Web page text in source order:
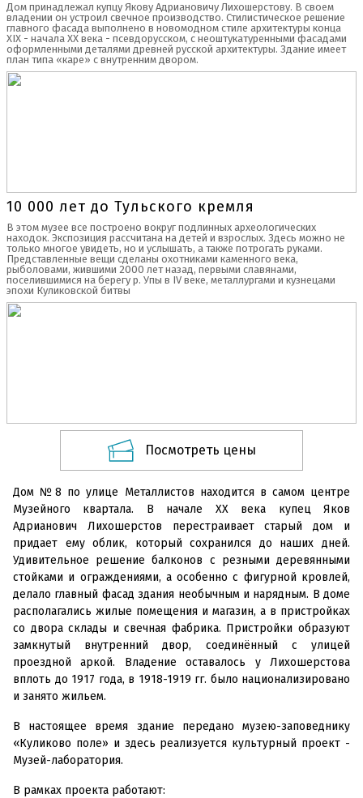
Дом принадлежал купцу Якову Адриановичу Лихошерстову. В своем
владении он устроил свечное производство. Стилистическое решение
главного фасада выполнено в новомодном стиле архитектуры конца
XIX - начала XX века - псевдорусском, с неоштукатуренными фасадами
оформленными деталями древней русской архитектуры. Здание имеет
план типа «каре» с внутренним двором.
10 000 лет до Тульского кремля
В этом музее все построено вокруг подлинных археологических
находок. Экспозиция рассчитана на детей и взрослых. Здесь можно не
только многое увидеть, но и услышать, а также потрогать руками.
Представленные вещи сделаны охотниками каменного века,
рыболовами, жившими 2000 лет назад, первыми славянами,
поселившимися на берегу р. Упы в IV веке, металлургами и кузнецами
эпохи Куликовской битвы
Посмотреть цены
Дом №8 по улице Металлистов находится в самом центре
Музейного квартала. В начале XXвека купец Яков
Адрианович Лихошерстов перестраивает старый дом и
придает ему облик, который сохранился до наших дней.
Удивительное решение балконов с резными деревянными
стойками и ограждениями, а особенно с фигурной кровлей,
делало главный фасад здания необычным и нарядным. В доме
располагались жилые помещения и магазин, а в пристройках
со двора склады и свечная фабрика. Пристройки образуют
замкнутый внутренний двор, соединённый с улицей
проездной аркой. Владение оставалось у Лихошерстова
вплоть до 1917 года, в 1918-1919 гг. было национализировано
и занято жильем.
В настоящее время здание передано музею-заповеднику
«Куликово поле» и здесь реализуется культурный проект -
Музей-лаборатория.
В рамках проекта работают: